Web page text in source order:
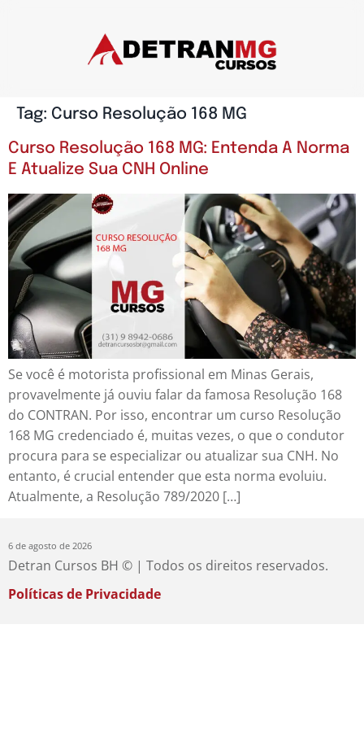
Tag: Curso Resolução 168 MG
Curso Resolução 168 MG: Entenda A Norma
E Atualize Sua CNH Online
Se você é motorista profissional em Minas Gerais,
provavelmente já ouviu falar da famosa Resolução 168
do CONTRAN. Por isso, encontrar um curso Resolução
168 MG credenciado é, muitas vezes, o que o condutor
procura para se especializar ou atualizar sua CNH. No
entanto, é crucial entender que esta norma evoluiu.
Atualmente, a Resolução 789/2020 […]
6 de agosto de 2026
Detran Cursos BH © | Todos os direitos reservados.
Políticas de Privacidade